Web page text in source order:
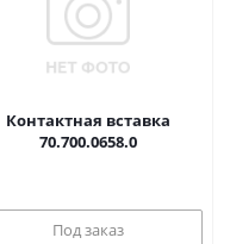
Контактная вставка
70.700.0658.0
Под заказ